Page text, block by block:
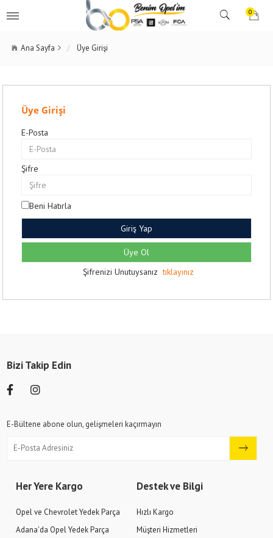
0
Ana Sayfa Üye Girişi
Üye Girişi
E-Posta
Şifre
Beni Hatırla
Giriş Yap
Üye Ol
Şifrenizi Unutuysanız tıklayınız
Her Yere Kargo
Opel ve Chevrolet Yedek Parça
Adana'da Opel Yedek Parça
Destek ve Bilgi
Hızlı Kargo
Müşteri Hizmetleri
Bizi Takip Edin
E-Bültene abone olun, gelişmeleri kaçırmayın